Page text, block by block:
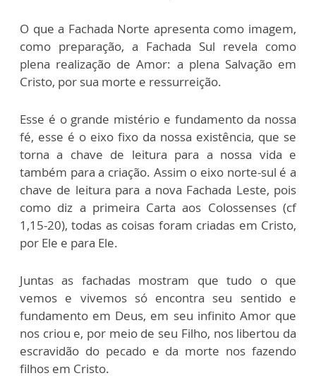
O que a Fachada Norte apresenta como imagem,
como preparação, a Fachada Sul revela como
plena realização de Amor: a plena Salvação em
Cristo, por sua morte e ressurreição.
Esse é o grande mistério e fundamento da nossa
fé, esse é o eixo fixo da nossa existência, que se
torna a chave de leitura para a nossa vida e
também para a criação. Assim o eixo norte-sul é a
chave de leitura para a nova Fachada Leste, pois
como diz a primeira Carta aos Colossenses (cf
1,15-20), todas as coisas foram criadas em Cristo,
por Ele e para Ele.
Juntas as fachadas mostram que tudo o que
vemos e vivemos só encontra seu sentido e
fundamento em Deus, em seu infinito Amor que
nos criou e, por meio de seu Filho, nos libertou da
escravidão do pecado e da morte nos fazendo
filhos em Cristo.